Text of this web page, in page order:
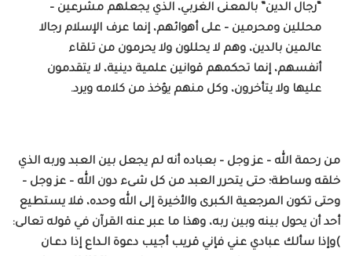
“رجال الدين” بالمعنى الغربي، الذي يجعلهم مشرعين –
محللين ومحرمين – على أهوائهم، إنما عرف الإسلام رجالا
عالمين بالدين، وهم لا يحللون ولا يحرمون من تلقاء
أنفسهم، إنما تحكمهم قوانين علمية دينية، لا يتقدمون
عليها ولا يتأخرون، وكل منهم يؤخذ من كلامه ويرد.
من رحمة الله – عز وجل – بعباده أنه لم يجعل بين العبد وربه الذي
خلقه وساطة؛ حتى يتحرر العبد من كل شىء دون الله – عز وجل –
وحتى تكون المرجعية الكبرى والأخيرة إلى الله وحده، فلا يستطيع
أحد أن يحول بينه وبين ربه، وهذا ما عبر عنه القرآن في قوله تعالى:
)وإذا سألك عبادي عني فإني قريب أجيب دعوة الـداع إذا دعـان